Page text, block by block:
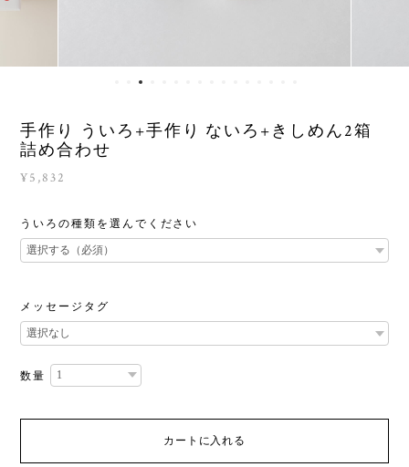
手作り ういろ+手作り ないろ+きしめん2箱
詰め合わせ
¥5,832
ういろの種類を選んでください
メッセージタグ
数量
カートに入れる